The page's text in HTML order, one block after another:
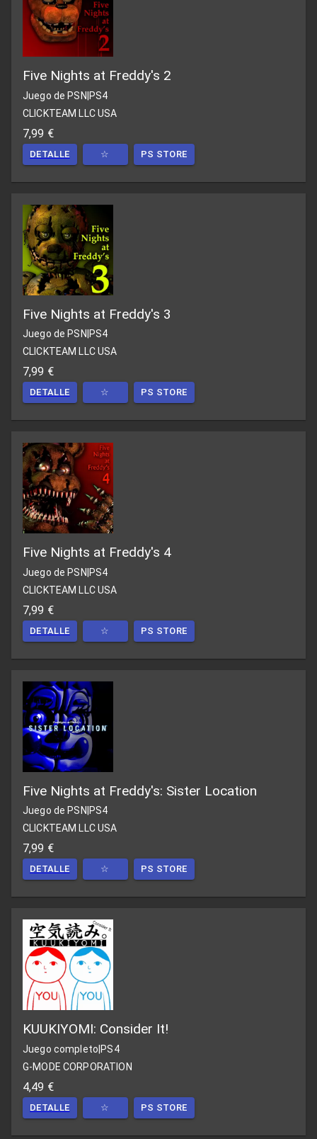
Five Nights at Freddy's 2
Juego de PSN PS4
CLICKTEAM LLC USA
7,99 €
DETALLE ☆ PS STORE
Five Nights at Freddy's 3
Juego de PSN PS4
CLICKTEAM LLC USA
7,99 €
DETALLE ☆ PS STORE
Five Nights at Freddy's 4
Juego de PSN PS4
CLICKTEAM LLC USA
7,99 €
DETALLE ☆ PS STORE
Five Nights at Freddy's: Sister Location
Juego de PSN PS4
CLICKTEAM LLC USA
7,99 €
DETALLE ☆ PS STORE
KUUKIYOMI: Consider It!
Juego completo PS4
G-MODE CORPORATION
4,49 €
DETALLE ☆ PS STORE